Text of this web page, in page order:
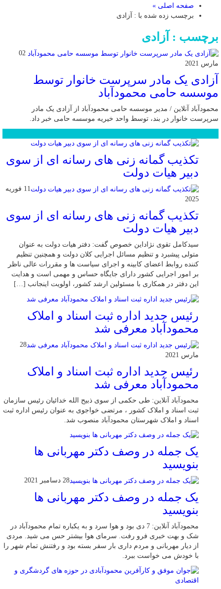
صفحه اصلی »
برچسب زده شده با : آزادی
برچسب : آزادی
02
مارس 2021
آزادی یک مادر سرپرست خانوار توسط
موسسه حامی محمودآباد
محمودآباد آنلاین / مدیر موسسه حامی محمودآباد از آزادی یک مادر
سرپرست خانوار در بند، توسط واحد خیریه موسسه حامی خبر داد.
تکذیب گمانه زنی های رسانه ای از سوی
دبیر هیات دولت
11 فوریه
2025
تکذیب گمانه زنی های رسانه ای از سوی
دبیر هیات دولت
سیدکامل تقوی نژاداین خصوص گفت: دفتر هیات دولت به عنوان
متولی پیشبرد و تنظیم مسائل اجرایی کلان دولت و همچنین تنظیم
کننده روابط اعضای کابینه و اجرای سیاست ها و مقررات عالی ناظر
بر امور اجرایی کشور دارای جایگاه حساس و مهمی است و هدایت
این دفتر در همکاری با مسئولین ارشد کشور، اولویت اینجانب […]
رئیس جدید اداره ثبت اسناد و املاک
محمودآباد معرفی شد
28
مارس 2021
رئیس جدید اداره ثبت اسناد و املاک
محمودآباد معرفی شد
محمودآباد آنلاین: طی حکمی از سوی ذبیح الله خدائیان رئیس سازمان
ثبت اسناد و املاک کشور ، مرتضی خواجوی به عنوان رئیس اداره ثبت
اسناد و املاک شهرستان محمودآباد منصوب شد.
یک جمله در وصف دکتر مهربانی ها
بنویسید
28 دسامبر 2021
یک جمله در وصف دکتر مهربانی ها
بنویسید
محمودآباد آنلاین: 7 دی بود و هوا سرد و به یکباره تمام محمودآباد در
شک و بهت خبری فرو رفت. سرمای هوا بیشتر حس می شید. مردی
از دیار مهربانی و مردم داری بار سفر بسته بود و رفتنش تمام شهر را
با خودش می خواست ببرد.